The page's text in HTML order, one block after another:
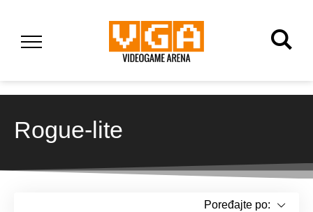
Rogue-lite
Poređajte po: